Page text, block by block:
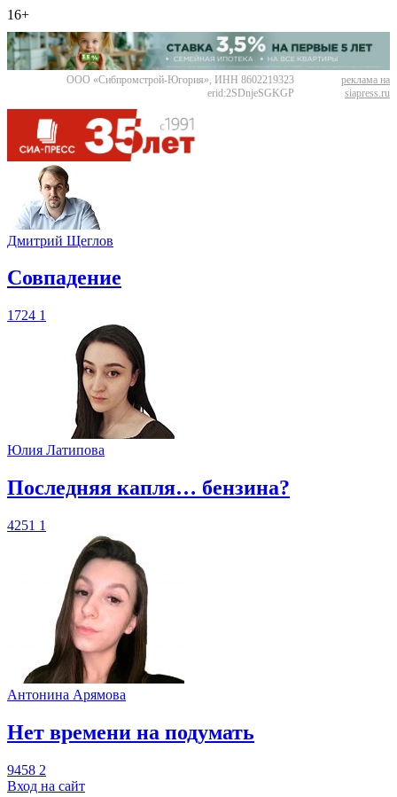
16+
ООО «Сибпромстрой-Югория», ИНН 8602219323
erid:2SDnjeSGKGP
реклама на
siapress.ru
Дмитрий Щеглов
​Совпадение
1724 1
Юлия Латипова
​Последняя капля… бензина?
4251 1
Антонина Арямова
​Нет времени на подумать
9458 2
Вход на сайт